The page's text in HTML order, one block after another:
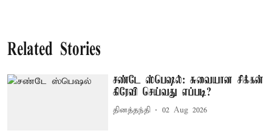
Related Stories
சண்டே ஸ்பெஷல்: சுவையான சிக்கன்
கிரேவி செய்வது எப்படி?
தினத்தந்தி 02 Aug 2026